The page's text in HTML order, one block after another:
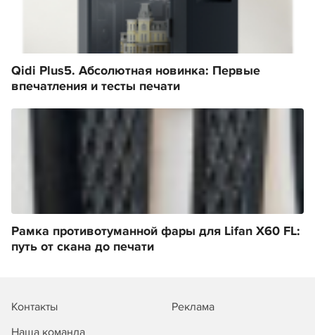
Qidi Plus5. Абсолютная новинка: Первые
впечатления и тесты печати
Рамка противотуманной фары для Lifan X60 FL:
путь от скана до печати
Контакты
Реклама
Наша команда